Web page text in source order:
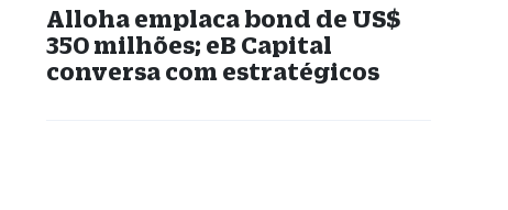
Alloha emplaca bond de US$
350 milhões; eB Capital
conversa com estratégicos